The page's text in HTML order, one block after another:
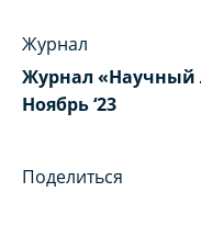
Журнал
Журнал «Научный
Ноябрь ‘23
Поделиться